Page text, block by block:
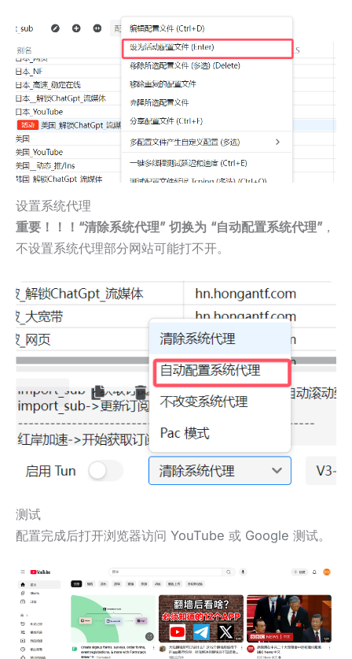
设置系统代理
重要！！！“清除系统代理” 切换为 “自动配置系统代理” ，
不设置系统代理部分网站可能打不开。
测试
配置完成后打开浏览器访问 YouTube 或 Google 测试。